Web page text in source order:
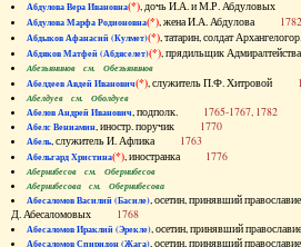
Абдулова Вера Ивановна(*), дочь И.А. и М.Р. Абдуловых
Абдулова Марфа Родионовна(*), жена И.А. Абдулова 1782
Абдыков Афанасий (Кулмет)(*), татарин, солдат
Абдяков Матфей (Абдяселет)(*), прядильщик
Абезьянинов см. Обезьянинов
Абелдеев Авдей Иванович(*), служитель П.Ф. Хитровой
Абелдуев см. Оболдуев
Абелов Андрей Иванович, подполк. 1765-1767, 1782
Абелс Вениамин, иностр. поручик 1770
Абель, служитель И. Афлика 1763
Абельгард Христина(*), иностранка 1776
Абернибесов см. Обернибесов
Абернибесова см. Обернибесова
Абесаломов Василий (Басиле), осетин, принявший
Д. Абесаломовых 1768
Абесаломов Ираклий (Эрекле), осетин, принявший
Абесаломов Спиридон (Жага), осетин, принявший